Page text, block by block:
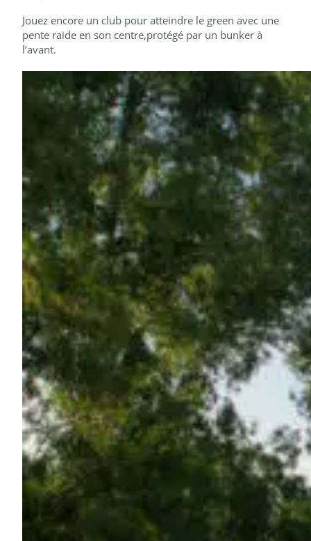
Jouez encore un club pour atteindre le green avec une
pente raide en son centre,protégé par un bunker à
l’avant.